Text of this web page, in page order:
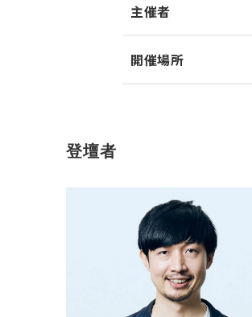
主催者
開催場所
登壇者